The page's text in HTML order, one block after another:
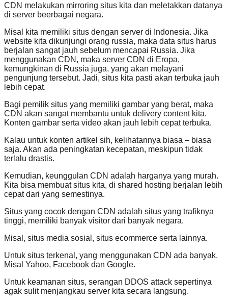
CDN melakukan mirroring situs kita dan meletakkan datanya
di server beerbagai negara.
Misal kita memiliki situs dengan server di Indonesia. Jika
website kita dikunjungi orang russia, maka data situs harus
berjalan sangat jauh sebelum mencapai Russia. Jika
menggunakan CDN, maka server CDN di Eropa,
kemungkinan di Russia juga, yang akan melayani
pengunjung tersebut. Jadi, situs kita pasti akan terbuka jauh
lebih cepat.
Bagi pemilik situs yang memiliki gambar yang berat, maka
CDN akan sangat membantu untuk delivery content kita.
Konten gambar serta video akan jauh lebih cepat terbuka.
Kalau untuk konten artikel sih, kelihatannya biasa – biasa
saja. Akan ada peningkatan kecepatan, meskipun tidak
terlalu drastis.
Kemudian, keunggulan CDN adalah harganya yang murah.
Kita bisa membuat situs kita, di shared hosting berjalan lebih
cepat dari yang semestinya.
Situs yang cocok dengan CDN adalah situs yang trafiknya
tinggi, memiliki banyak visitor dari banyak negara.
Misal, situs media sosial, situs ecommerce serta lainnya.
Untuk situs terkenal, yang menggunakan CDN ada banyak.
Misal Yahoo, Facebook dan Google.
Untuk keamanan situs, serangan DDOS attack sepertinya
agak sulit menjangkau server kita secara langsung.